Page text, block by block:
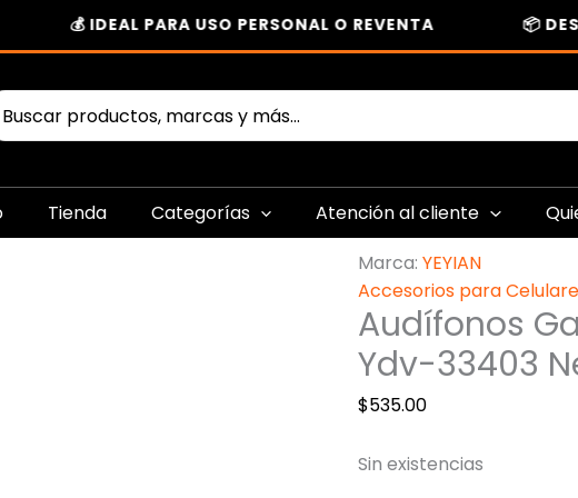
💰 IDEAL PARA USO PERSONAL O REVENTA 📦
Tienda Categorías Atención al cliente
Marca:YEYIAN
Accesorios para
Audífonos
Ydv-33403
$535.00
Sin existencias